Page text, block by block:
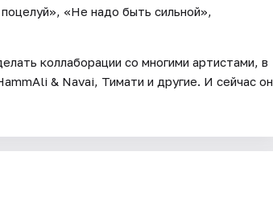
«Не надо быть сильной»,
коллаборации со многими артистами, в
& Navai, Тимати и другие. И сейчас он